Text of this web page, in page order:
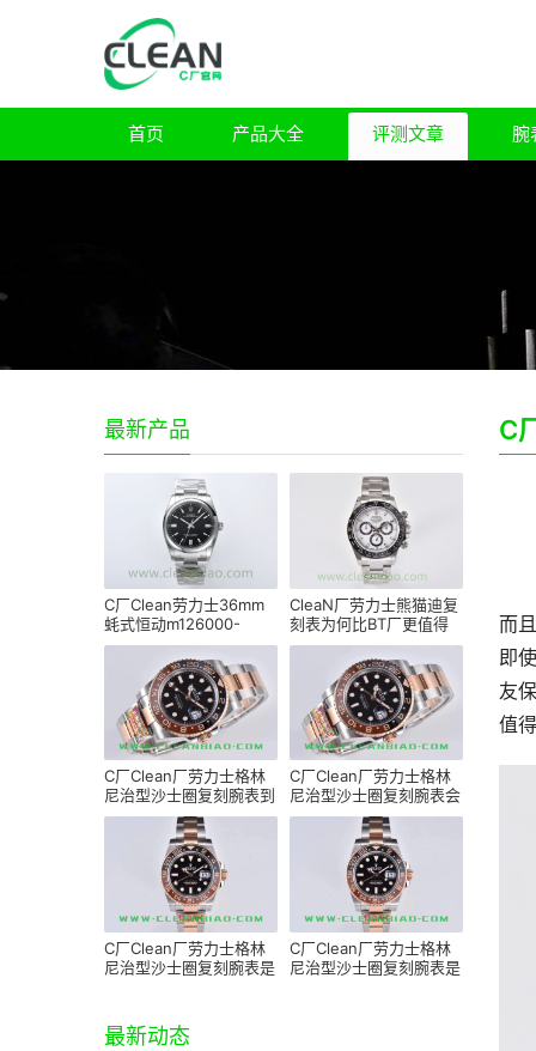
首页 产品大全 评测文章 腕
C
而
即
友
值
最新产品
C厂Clean劳力士36mm
蚝式恒动m126000-
0002黑面「3230机芯」
CleaN厂劳力士熊猫迪复
刻表为何比BT厂更值得
推荐
C厂Clean厂劳力士格林
尼治型沙士圈复刻腕表到
底怎么样-能过专柜吗
C厂Clean厂劳力士格林
尼治型沙士圈复刻腕表会
不会一眼假-C厂劳力士
C厂Clean厂劳力士格林
尼治型沙士圈复刻腕表是
C厂Clean厂劳力士格林
尼治型沙士圈复刻腕表是
最新动态